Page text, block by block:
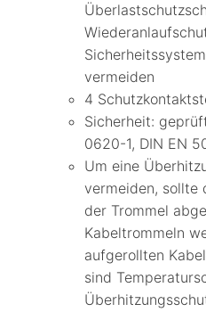
vermeiden
4
Sicherheit:
0620-1, DIN EN
Um eine
vermeiden, sollte
der Trommel
Kabeltrommeln
aufgerollten
sind